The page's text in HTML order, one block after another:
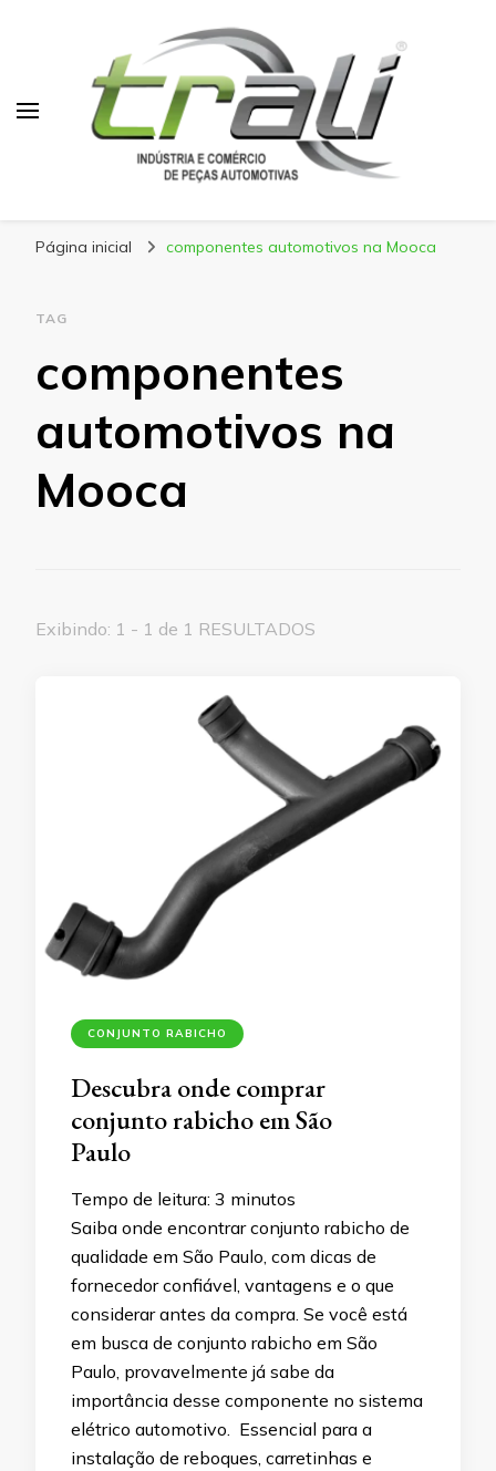
Página inicial componentes automotivos na Mooca
TAG
componentes
automotivos na
Mooca
Exibindo: 1 - 1 de 1 RESULTADOS
CONJUNTO RABICHO
Descubra onde comprar
conjunto rabicho em São
Paulo
Tempo de leitura: 3 minutos
Saiba onde encontrar conjunto rabicho de
qualidade em São Paulo, com dicas de
fornecedor confiável, vantagens e o que
considerar antes da compra. Se você está
em busca de conjunto rabicho em São
Paulo, provavelmente já sabe da
importância desse componente no sistema
elétrico automotivo. Essencial para a
instalação de reboques, carretinhas e